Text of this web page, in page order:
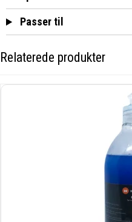
Passer til
Relaterede produkter